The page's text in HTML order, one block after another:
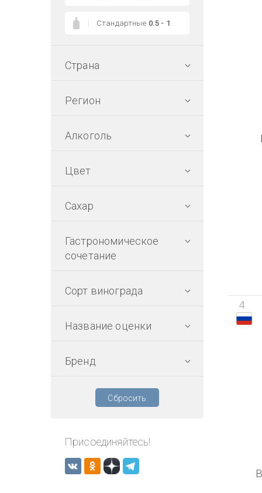
Стандартные 0.5 - 1
Страна
Регион
Алкоголь
Цвет
Сахар
Гастрономическое
сочетание
Сорт винограда
Название оценки
Бренд
Сбросить
Присоединяйтесь!
4